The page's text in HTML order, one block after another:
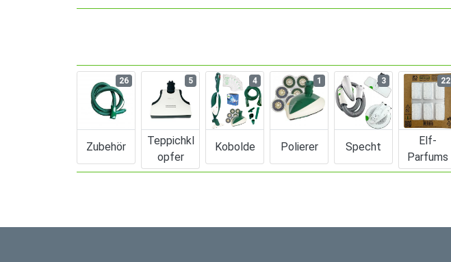
Zubehör
26
Teppichkl
Opfer
5
Kobolde
4
Polierer
1
Specht
3
Elf-
Parfums
22